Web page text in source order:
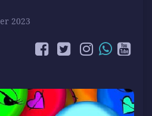
2023